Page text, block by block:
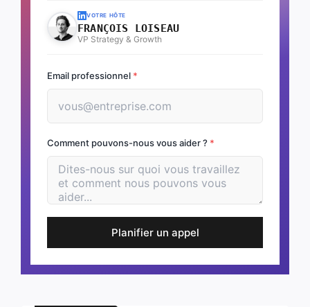
VOTRE HÔTE
FRANÇOIS LOISEAU
VP Strategy & Growth
Email professionnel *
Comment pouvons-nous vous aider ? *
Planifier un appel